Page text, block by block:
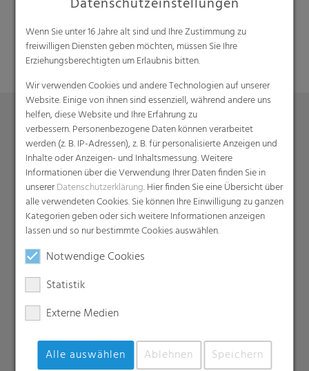
Wenn Sie unter 16 Jahre alt sind und Ihre Zustimmung zu
freiwilligen Diensten geben möchten, müssen Sie Ihre
Erziehungsberechtigten um Erlaubnis bitten.
Wir verwenden Cookies und andere Technologien auf unserer
Website. Einige von ihnen sind essenziell, während andere uns
helfen, diese Website und Ihre Erfahrung zu
verbessern. Personenbezogene Daten können verarbeitet
werden (z. B. IP-Adressen), z. B. für personalisierte Anzeigen und
Inhalte oder Anzeigen- und Inhaltsmessung. Weitere
Informationen über die Verwendung Ihrer Daten finden Sie in
unsererDatenschutzerklärung. Hier finden Sie eine Übersicht über
alle verwendeten Cookies. Sie können Ihre Einwilligung zu ganzen
Kategorien geben oder sich weitere Informationen anzeigen
lassen und so nur bestimmte Cookies auswählen.
Notwendige Cookies
Statistik
Externe Medien
Alle auswählen Ablehnen Speichern
Produkte
Barrierefolien
Compounds
Dachunterspannbahnen
Industriefolien, Säcke, Sackverpackungen
Liners
MDO Folien
Multipack-Schrumpffolien
Papierähnliche Folien
Schrumpffolien & Stretchhauben
Kaschierfolien
Technische Folien